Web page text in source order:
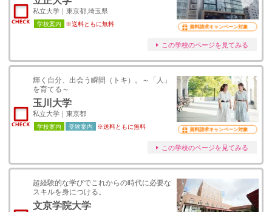
私立大学｜東京都,埼玉県
学校案内 ※送料ともに無料 資料請求キャンペーン対象
この学校のページを見てみる
輝く自分、出会う瞬間（トキ）。～「人」
を育てる～
玉川大学
私立大学｜東京都
学校案内 受験案内 ※送料ともに無料 資料請求キャンペーン対象
この学校のページを見てみる
超経験的な学びでこれからの時代に必要な
スキルを身につける。
文京学院大学